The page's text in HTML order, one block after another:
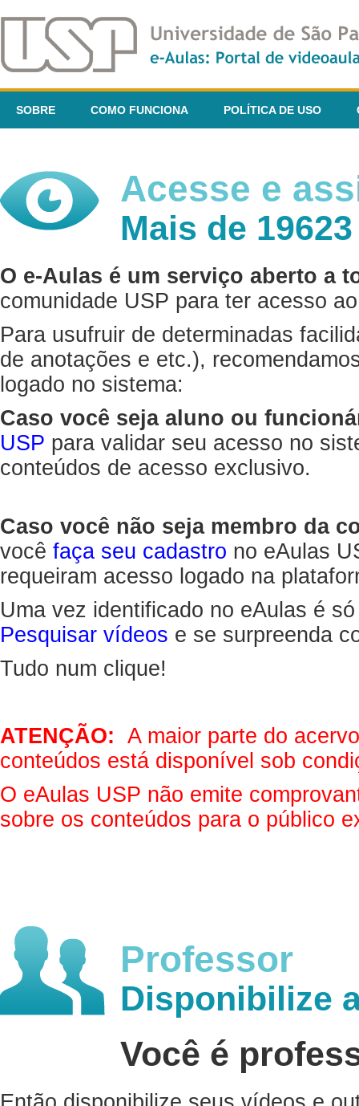
SOBRE COMO FUNCIONA POLÍTICA DE USO
Acesse e
Mais de
O e-Aulas é um serviço aberto a
comunidade USP para ter acesso
Para usufruir de determinadas
de anotações e etc.),
logado no sistema:
Caso você seja aluno ou
USP para validar seu acesso no
conteúdos de acesso exclusivo.
Caso você não seja membro da
você faça seu cadastro no eAulas
requeiram acesso logado na
Uma vez identificado no eAulas é
Pesquisar vídeos e se surpreenda
Tudo num clique!
ATENÇÃO: A maior parte do
conteúdos está disponível sob
O eAulas USP não emite
sobre os conteúdos para o público
Professor
Disponibilize
Você é